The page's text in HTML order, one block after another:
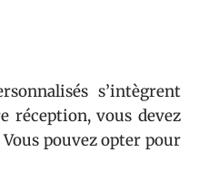
s’intègrent
réception, vous devez
pouvez opter pour